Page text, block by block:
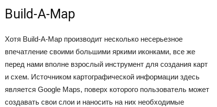
Build-A-Map
Хотя Build-A-Map производит несколько несерьезное
впечатление своими большими яркими иконками, все же
перед нами вполне взрослый инструмент для создания карт
и схем. Источником картографической информации здесь
является Google Maps, поверх которого пользователь может
создавать свои слои и наносить на них необходимые